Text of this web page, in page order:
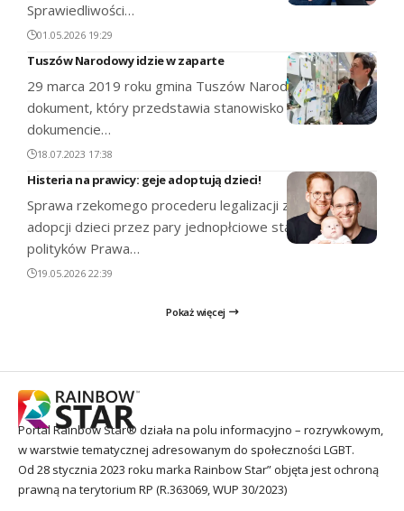
Sprawiedliwości…
01.05.2026 19:29
Tuszów Narodowy idzie w zaparte
29 marca 2019 roku gmina Tuszów Narodowy przyjęła
dokument, który przedstawia stanowisko anty-LGBT. W
dokumencie…
18.07.2023 17:38
Histeria na prawicy: geje adoptują dzieci!
Sprawa rzekomego procederu legalizacji zagranicznych
adopcji dzieci przez pary jednopłciowe stała się dla
polityków Prawa…
19.05.2026 22:39
Pokaż więcej
Portal Rainbow Star® działa na polu informacyjno – rozrywkowym,
w warstwie tematycznej adresowanym do społeczności LGBT.
Od 28 stycznia 2023 roku marka Rainbow Star” objęta jest ochroną
prawną na terytorium RP (R.363069, WUP 30/2023)